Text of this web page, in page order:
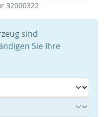
32000322
sind
Sie Ihre